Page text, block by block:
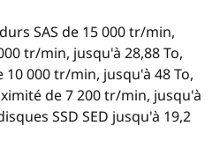
dispose de trois ports
et SORTIE), soit six au
de deux ports
au boîtier d'être
ceux qui précèdent et
de modules d'E/S SAS
SAS de 15 000 tr/min,
tr/min, jusqu'à 28,88 To,
10 000 tr/min, jusqu'à 48 To,
de 7 200 tr/min, jusqu'à
SSD SED jusqu'à 19,2